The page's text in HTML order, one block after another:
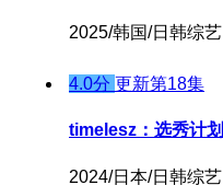
2025/韩国/日韩综艺
4.0分 更新第18集
timelesz：选秀计划
2024/日本/日韩综艺